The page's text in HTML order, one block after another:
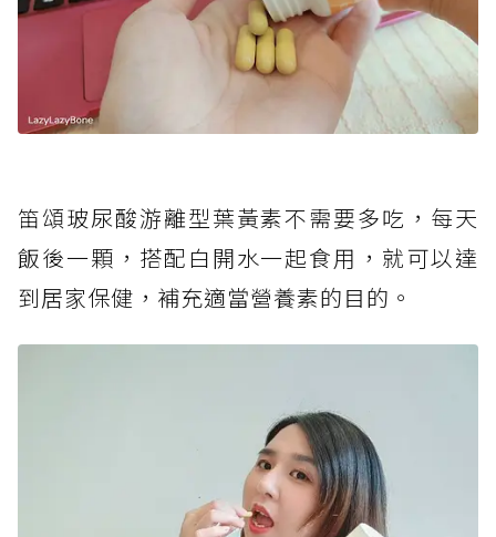
笛頌玻尿酸游離型葉黃素不需要多吃，每天
飯後一顆，搭配白開水一起食用，就可以達
到居家保健，補充適當營養素的目的。